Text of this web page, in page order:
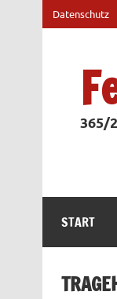
springen
Datenschutz
365/
START